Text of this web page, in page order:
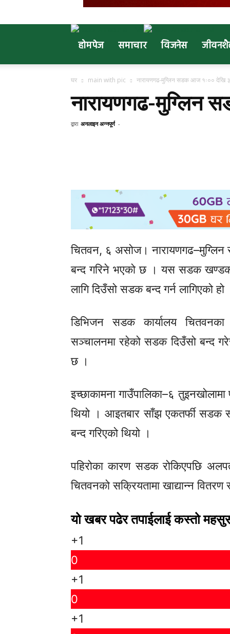
होमपेज समाचार विजनेस
घर main with pic नारायणगढ-मुग्लिन सडक आज १ः०० देखि
नारायणगढ-मुग्लिन
द्वारा अनलाइन अन्नपूर्ण -
चितवन, ६ असोज।
बन्द गरिने भएको छ । यस सडक खण्डको
लागि दिउँसो सडक बन्द गर्न लागिएको हो
डिभिजन सडक कार्यालय
सञ्चालनमा रहेको सडक दिउँसो बन्द
छ ।
इच्छाकामना गाउँपालिका–६
थियो । आइतबार साँझ एकतर्फी सडक
बन्द गरिएको थियो ।
पहिरोका कारण सडक रोकिएपछि
चितवनको सक्रियतामा खाद्यान्न वितरण
यो खबर पढेर तपाईलाई कस्तो
+1
0
+1
0
+1